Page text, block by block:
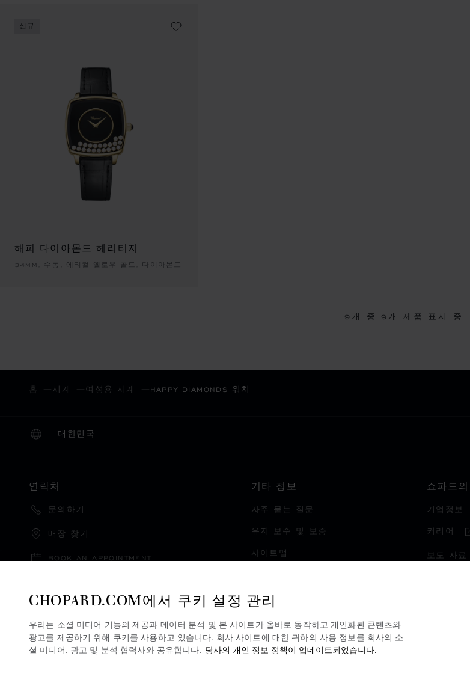
신규
해피 다이아몬드 헤리티지
34MM, 수동, 에티컬 옐로우 골드, 다이아몬드
9개 중 9 개 제품 표시 중
홈 시계 여성용 시계 HAPPY DIAMONDS 워치
대한민국
현지화(국가 변경)
국가 변경
연락처
문의하기
매장 찾기
BOOK AN APPOINTMENT
기타 정보
자주 묻는 질문
유지 보수 및 보증
사이트맵
제품 사용 설명서
쇼파드
기업정보
커리어
보도 자료
경고 라인
CHOPARD.COM에서 쿠키 설정 관리
우리는 소셜 미디어 기능의 제공과 데이터 분석 및 본 사이트가 올바로 동작하고 개인화된 콘텐츠와
광고를 제공하기 위해 쿠키를 사용하고 있습니다. 회사 사이트에 대한 귀하의 사용 정보를 회사의 소
셜 미디어, 광고 및 분석 협력사와 공유합니다. 당사의 개인 정보 정책이 업데이트되었습니다.